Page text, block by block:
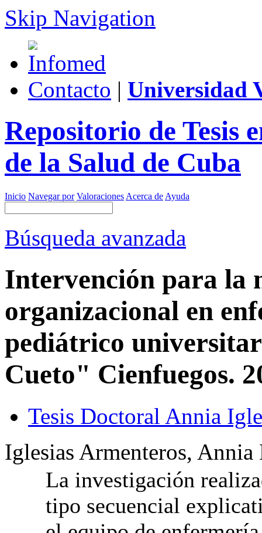
Skip Navigation
Contacto | Universidad
Repositorio de Tesis
de la Salud de Cuba
Inicio Navegar por Valoraciones Acerca de Ayuda
Búsqueda avanzada
Intervención para la
organizacional en
pediátrico
Cueto" Cienfuegos.
Tesis Doctoral Annia
Iglesias Armenteros, Annia
La investigación
tipo secuencial